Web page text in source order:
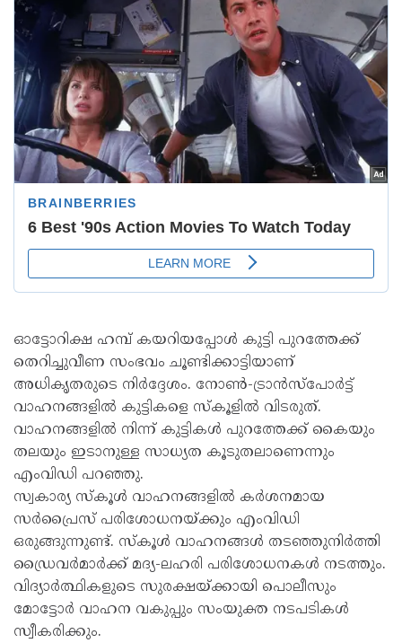
ഓട്ടോറിക്ഷ ഹമ്പ് കയറിയപ്പോള്‍ കുട്ടി പുറത്തേക്ക്
തെറിച്ചുവീണ സംഭവം ചൂണ്ടിക്കാട്ടിയാണ്
അധികൃതരുടെ നിര്‍ദ്ദേശം. നോണ്‍-ട്രാന്‍സ്പോര്‍ട്ട്
വാഹനങ്ങളില്‍ കുട്ടികളെ സ്‌കൂളില്‍ വിടരുത്.
വാഹനങ്ങളില്‍ നിന്ന് കുട്ടികള്‍ പുറത്തേക്ക് കൈയും
തലയും ഇടാനുള്ള സാധ്യത കൂടുതലാണെന്നും
എംവിഡി പറഞ്ഞു.
സ്വകാര്യ സ്‌കൂള്‍ വാഹനങ്ങളില്‍ കര്‍ശനമായ
സര്‍പ്രൈസ് പരിശോധനയ്ക്കും എംവിഡി
ഒരുങ്ങുന്നുണ്ട്. സ്‌കൂള്‍ വാഹനങ്ങള്‍ തടഞ്ഞുനിര്‍ത്തി
ഡ്രൈവര്‍മാര്‍ക്ക് മദ്യ-ലഹരി പരിശോധനകള്‍ നടത്തും.
വിദ്യാര്‍ത്ഥികളുടെ സുരക്ഷയ്ക്കായി പൊലീസും
മോട്ടോര്‍ വാഹന വകുപ്പും സംയുക്ത നടപടികള്‍
സ്വീകരിക്കും.